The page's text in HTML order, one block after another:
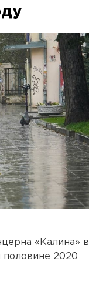
«Калина» в
половине 2020